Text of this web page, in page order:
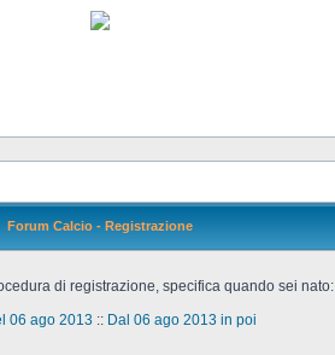
Forum Calcio - Registrazione
di registrazione, specifica quando sei nato:
06 ago 2013 :: Dal 06 ago 2013 in poi